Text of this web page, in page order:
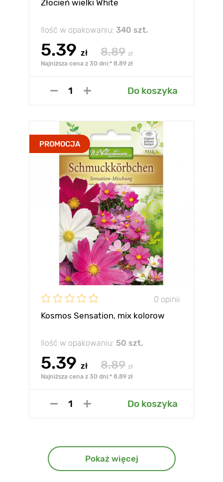
Złocień wielki White
Ilość w opakowaniu: 340 szt.
5.39 zł 8.89 zł
Najniższa cena z 30 dni:* 8.89 zł
Do koszyka
PROMOCJA
0 opinii
Kosmos Sensation, mix kolorow
Ilość w opakowaniu: 50 szt.
5.39 zł 8.89 zł
Najniższa cena z 30 dni:* 8.89 zł
Do koszyka
Pokaż więcej